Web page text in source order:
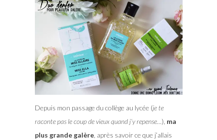
Depuis mon passage du collège au lycée (je te
raconte pas le coup de vieux quand j’y repense…), ma
plus grande galère, après savoir ce que j’allais